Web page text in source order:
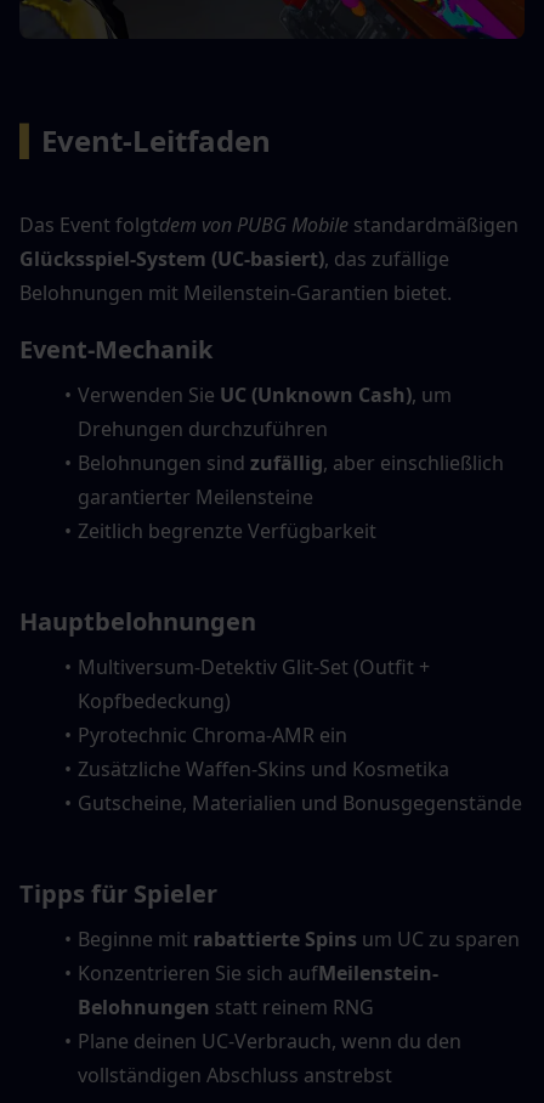
Event-Leitfaden
Das Event folgtdem von PUBG Mobile
Glücksspiel-System (UC-basiert), das zufällige
Belohnungen mit Meilenstein-Garantien bietet.
Event-Mechanik
Verwenden Sie UC (Unknown Cash), um
Drehungen durchzuführen
Belohnungen sind zufällig, aber einschließlich
garantierter Meilensteine
Zeitlich begrenzte Verfügbarkeit
Hauptbelohnungen
Multiversum-Detektiv Glit-Set (Outfit +
Kopfbedeckung)
Pyrotechnic Chroma-AMR ein
Zusätzliche Waffen-Skins und Kosmetika
Gutscheine, Materialien und Bonusgegenstände
Tipps für Spieler
Beginne mit rabattierte Spins um UC zu sparen
Konzentrieren Sie sich aufMeilenstein-
Belohnungen statt reinem RNG
Plane deinen UC-Verbrauch, wenn du den
vollständigen Abschluss anstrebst